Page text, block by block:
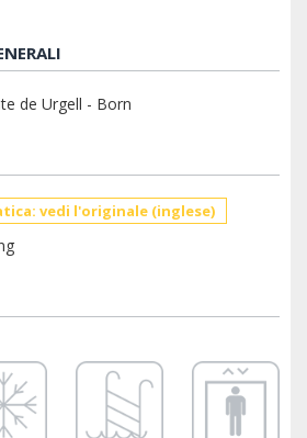
de Urgell - Born
vedi l'originale (inglese)